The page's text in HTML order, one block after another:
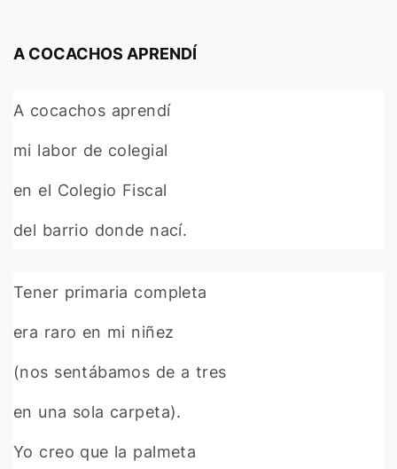
A COCACHOS APRENDÍ
A cocachos aprendí
mi labor de colegial
en el Colegio Fiscal
del barrio donde nací.
Tener primaria completa
era raro en mi niñez
(nos sentábamos de a tres
en una sola carpeta).
Yo creo que la palmeta